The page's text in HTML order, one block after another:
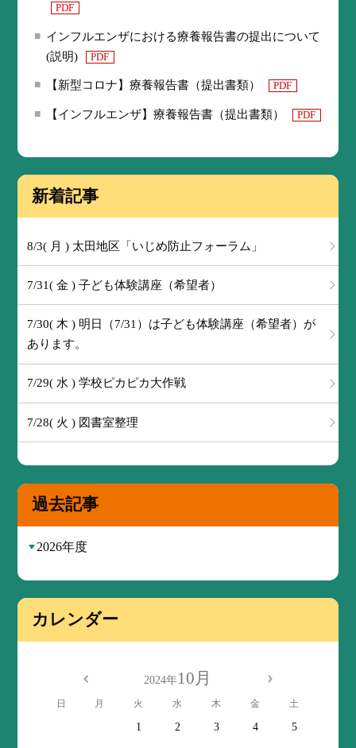
PDF
インフルエンザにおける療養報告書の提出について
(説明)
PDF
【新型コロナ】療養報告書（提出書類） PDF
【インフルエンザ】療養報告書（提出書類） PDF
新着記事
8/3( 月 ) 太田地区「いじめ防止フォーラム」
7/31( 金 ) 子ども体験講座（希望者）
7/30( 木 ) 明日（7/31）は子ども体験講座（希望者）が
あります。
7/29( 水 ) 学校ピカピカ大作戦
7/28( 火 ) 図書室整理
過去記事
2026年度
カレンダー
2024年10月
日 月 火 水 木 金 土
1 2 3 4 5